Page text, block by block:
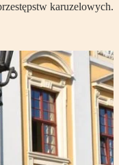
karuzelowych.